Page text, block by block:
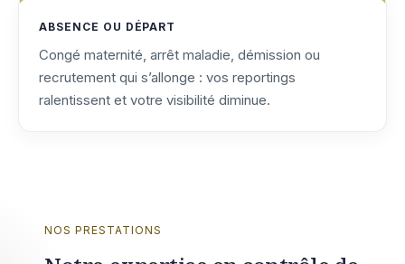
ABSENCE OU DÉPART
Congé maternité, arrêt maladie, démission ou
recrutement qui s’allonge : vos reportings
ralentissent et votre visibilité diminue.
NOS PRESTATIONS